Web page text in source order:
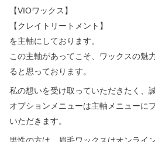
【VIOワックス】
【クレイトリートメント】
を主軸にしております。
この主軸があってこそ、ワックスの魅
ると思っております。
私の想いを受け取っていただきたく、
オプションメニューは主軸メニューに
いただきます。